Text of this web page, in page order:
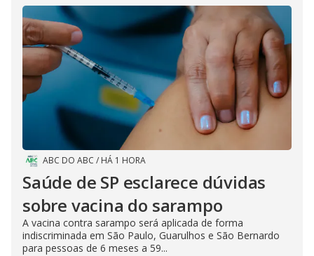
ABC DO ABC / HÁ 1 HORA
Saúde de SP esclarece dúvidas
sobre vacina do sarampo
A vacina contra sarampo será aplicada de forma
indiscriminada em São Paulo, Guarulhos e São Bernardo
para pessoas de 6 meses a 59...